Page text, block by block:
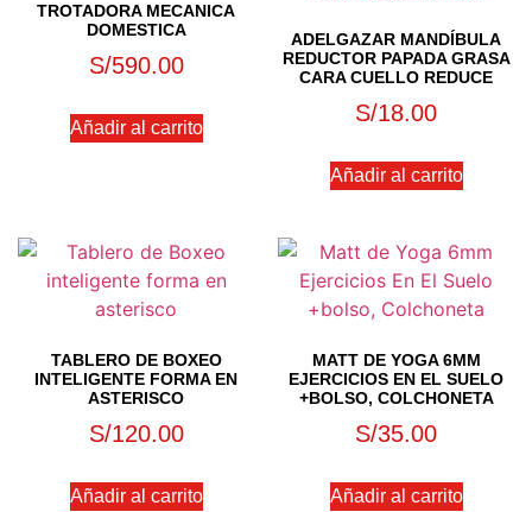
TROTADORA MECANICA
DOMESTICA
S/590.00
Añadir al carrito
ADELGAZAR MANDÍBULA
REDUCTOR PAPADA GRASA
CARA CUELLO REDUCE
S/18.00
Añadir al carrito
TABLERO DE BOXEO
INTELIGENTE FORMA EN
ASTERISCO
S/120.00
Añadir al carrito
MATT DE YOGA 6MM
EJERCICIOS EN EL SUELO
+BOLSO, COLCHONETA
S/35.00
Añadir al carrito